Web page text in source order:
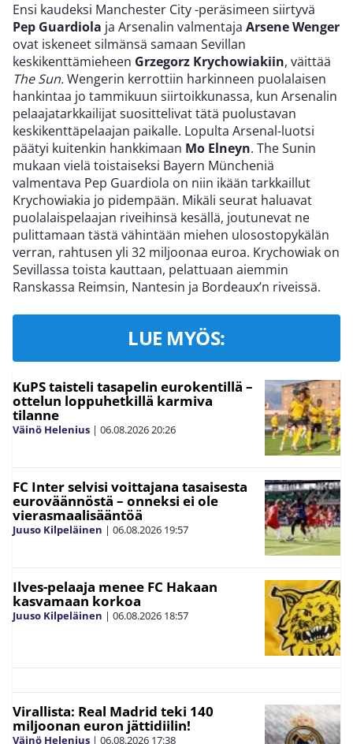
Ensi kaudeksi Manchester City -peräsimeen siirtyvä
Pep Guardiola ja Arsenalin valmentaja Arsene Wenger
ovat iskeneet silmänsä samaan Sevillan
keskikenttämieheen Grzegorz Krychowiakiin, väittää
The Sun.Wengerin kerrottiin harkinneen puolalaisen
hankintaa jo tammikuun siirtoikkunassa, kun Arsenalin
pelaajatarkkailijat suosittelivat tätä puolustavan
keskikenttäpelaajan paikalle. Lopulta Arsenal-luotsi
päätyi kuitenkin hankkimaan Mo Elneyn. The Sunin
mukaan vielä toistaiseksi Bayern Müncheniä
valmentava Pep Guardiola on niin ikään tarkkaillut
Krychowiakia jo pidempään. Mikäli seurat haluavat
puolalaispelaajan riveihinsä kesällä, joutunevat ne
pulittamaan tästä vähintään miehen ulosostopykälän
verran, rahtusen yli 32 miljoonaa euroa. Krychowiak on
Sevillassa toista kauttaan, pelattuaan aiemmin
Ranskassa Reimsin, Nantesin ja Bordeaux’n riveissä.
LUE MYÖS:
KuPS taisteli tasapelin eurokentillä –
ottelun loppuhetkillä karmiva
tilanne
Väinö Helenius | 06.08.202620:26
FC Inter selvisi voittajana tasaisesta
euroväännöstä – onneksi ei ole
vierasmaalisääntöä
Juuso Kilpeläinen | 06.08.2026 19:57
Ilves-pelaaja menee FC Hakaan
kasvamaan korkoa
Juuso Kilpeläinen | 06.08.2026 18:57
Virallista: Real Madrid teki 140
miljoonan euron jättidiilin!
Väinö Helenius | 06.08.2026 17:38